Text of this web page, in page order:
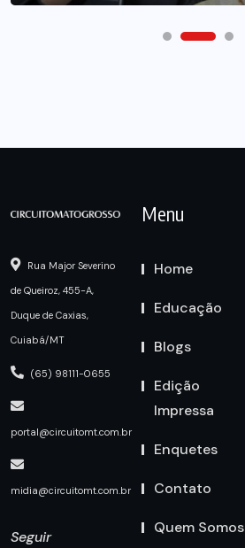
Rua Major Severino
de Queiroz, 455-A,
Duque de Caxias,
Cuiabá/MT
(65) 98111-0655
portal@circuitomt.com.br
midia@circuitomt.com.br
Seguir
Menu
Home
Educação
Blogs
Edição
Impressa
Enquetes
Contato
Quem Somos